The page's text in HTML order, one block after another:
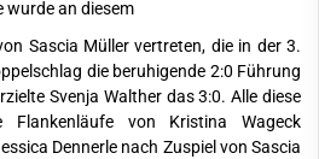
wurde an diesem
Sascia Müller vertreten, die in der 3.
die beruhigende 2:0 Führung
Svenja Walther das 3:0. Alle diese
von Kristina Wageck
Dennerle nach Zuspiel von Sascia